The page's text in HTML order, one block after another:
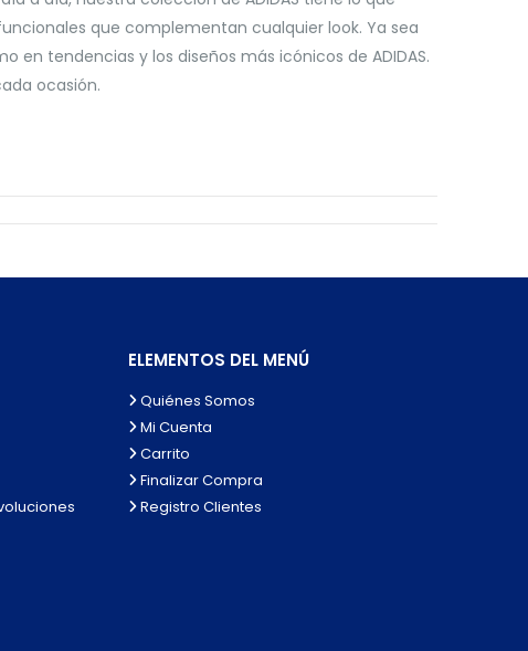
que complementan cualquier look. Ya sea
tendencias y los diseños más icónicos de ADIDAS.
ocasión.
ELEMENTOS DEL MENÚ
Quiénes Somos
Mi Cuenta
Carrito
Finalizar Compra
Registro Clientes